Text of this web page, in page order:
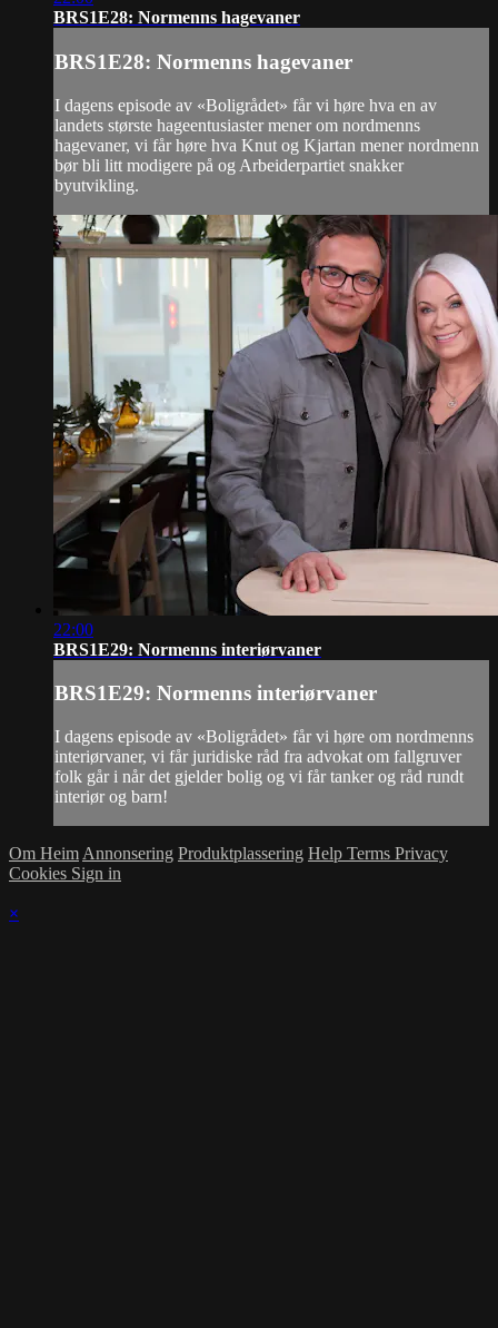
BRS1E28: Normenns hagevaner
BRS1E28: Normenns hagevaner
I dagens episode av «Boligrådet» får vi høre hva en av
landets største hageentusiaster mener om nordmenns
hagevaner, vi får høre hva Knut og Kjartan mener nordmenn
bør bli litt modigere på og Arbeiderpartiet snakker
byutvikling.
22:00
BRS1E29: Normenns interiørvaner
BRS1E29: Normenns interiørvaner
I dagens episode av «Boligrådet» får vi høre om nordmenns
interiørvaner, vi får juridiske råd fra advokat om fallgruver
folk går i når det gjelder bolig og vi får tanker og råd rundt
interiør og barn!
Om Heim Annonsering Produktplassering Help Terms Privacy
Cookies Sign in
×